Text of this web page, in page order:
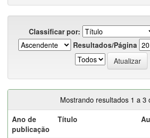
Classificar por:
Resultados/Página
Mostrando resultados 1 a 3
Ano de
publicação
Título